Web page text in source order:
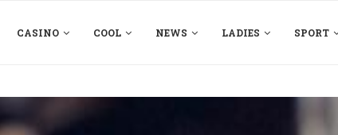
CASINO COOL NEWS LADIES SPORT